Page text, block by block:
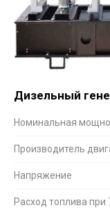
Дизельный
Номинальная
Производитель
Напряжение
Расход топлива при